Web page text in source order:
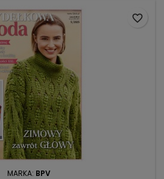
MARKA: BPV
favorite_border